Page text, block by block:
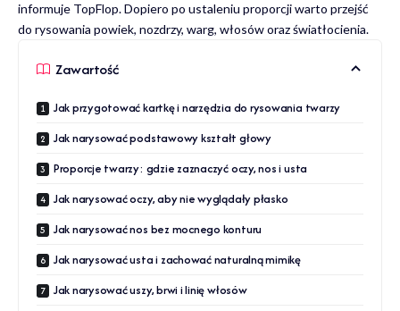
informuje TopFlop. Dopiero po ustaleniu proporcji warto przejść
do rysowania powiek, nozdrzy, warg, włosów oraz światłocienia.
Zawartość
Jak przygotować kartkę i narzędzia do rysowania twarzy
Jak narysować podstawowy kształt głowy
Proporcje twarzy: gdzie zaznaczyć oczy, nos i usta
Jak narysować oczy, aby nie wyglądały płasko
Jak narysować nos bez mocnego konturu
Jak narysować usta i zachować naturalną mimikę
Jak narysować uszy, brwi i linię włosów